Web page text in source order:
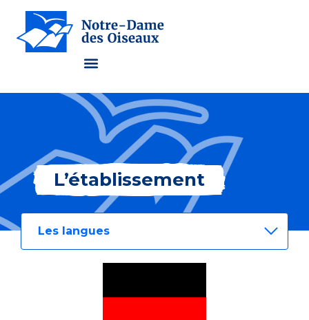
L’établissement
L’établissement
Les langues